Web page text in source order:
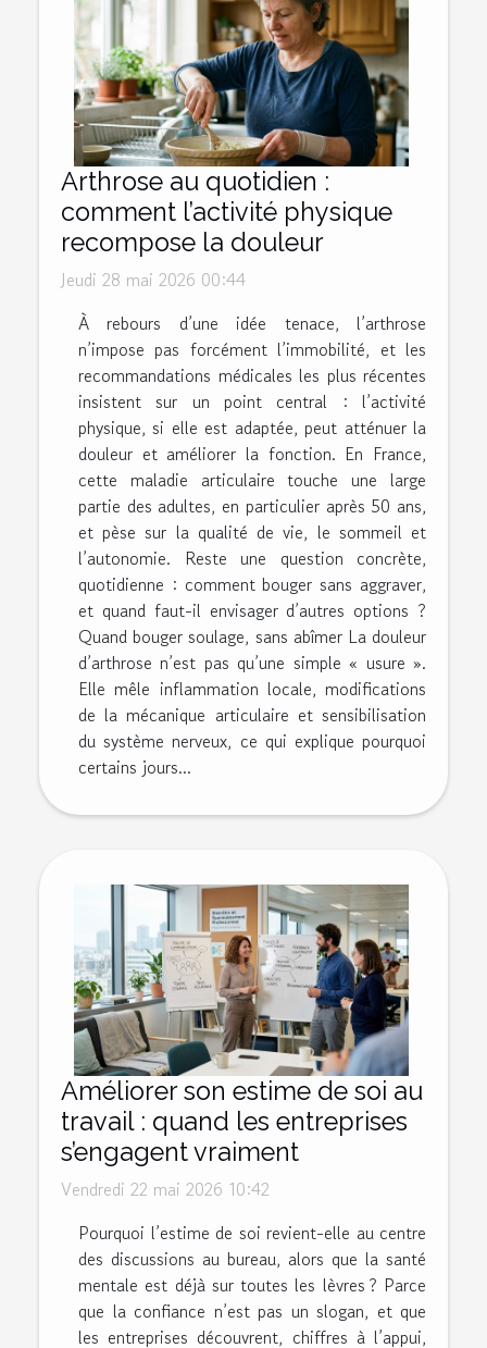
Arthrose au quotidien :
comment l’activité physique
recompose la douleur
Jeudi 28 mai 2026 00:44
À rebours d’une idée tenace, l’arthrose
n’impose pas forcément l’immobilité, et les
recommandations médicales les plus récentes
insistent sur un point central : l’activité
physique, si elle est adaptée, peut atténuer la
douleur et améliorer la fonction. En France,
cette maladie articulaire touche une large
partie des adultes, en particulier après 50 ans,
et pèse sur la qualité de vie, le sommeil et
l’autonomie. Reste une question concrète,
quotidienne : comment bouger sans aggraver,
et quand faut-il envisager d’autres options ?
Quand bouger soulage, sans abîmer La douleur
d’arthrose n’est pas qu’une simple « usure ».
Elle mêle inflammation locale, modifications
de la mécanique articulaire et sensibilisation
du système nerveux, ce qui explique pourquoi
certains jours...
Améliorer son estime de soi au
travail : quand les entreprises
s’engagent vraiment
Vendredi 22 mai 2026 10:42
Pourquoi l’estime de soi revient-elle au centre
des discussions au bureau, alors que la santé
mentale est déjà sur toutes les lèvres ? Parce
que la confiance n’est pas un slogan, et que
les entreprises découvrent, chiffres à l’appui,